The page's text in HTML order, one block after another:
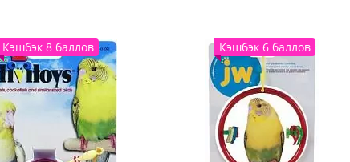
Кэшбэк 8 баллов Кэшбэк 6 баллов